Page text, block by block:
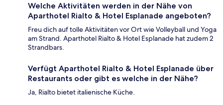
Welche Aktivitäten werden in der Nähe von
Aparthotel Rialto & Hotel Esplanade angeboten?
Freu dich auf tolle Aktivitäten vor Ort wie Volleyball und Yoga
am Strand. Aparthotel Rialto & Hotel Esplanade hat zudem 2
Strandbars.
Verfügt Aparthotel Rialto & Hotel Esplanade über
Restaurants oder gibt es welche in der Nähe?
Ja, Rialto bietet italienische Küche.